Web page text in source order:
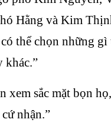
Hằng và Kim
thể chọn những
khác.”
xem sắc mặt bọn
nhận.”